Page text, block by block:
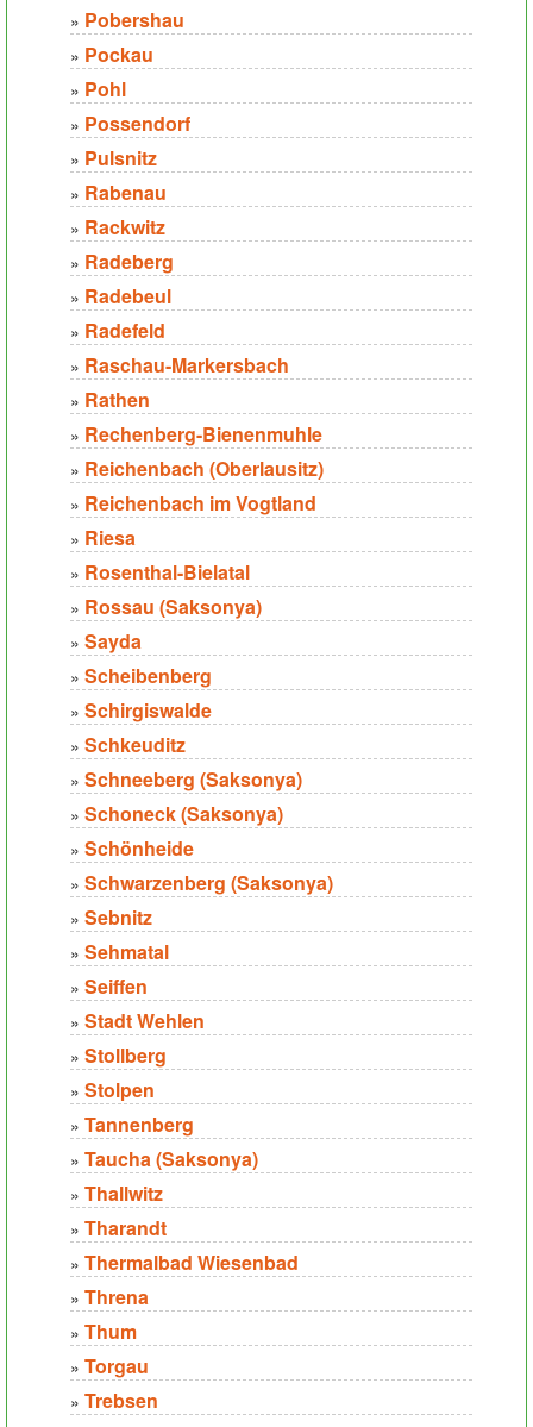
» Pobershau
» Pockau
» Pohl
» Possendorf
» Pulsnitz
» Rabenau
» Rackwitz
» Radeberg
» Radebeul
» Radefeld
» Raschau-Markersbach
» Rathen
» Rechenberg-Bienenmuhle
» Reichenbach (Oberlausitz)
» Reichenbach im Vogtland
» Riesa
» Rosenthal-Bielatal
» Rossau (Saksonya)
» Sayda
» Scheibenberg
» Schirgiswalde
» Schkeuditz
» Schneeberg (Saksonya)
» Schoneck (Saksonya)
» Schönheide
» Schwarzenberg (Saksonya)
» Sebnitz
» Sehmatal
» Seiffen
» Stadt Wehlen
» Stollberg
» Stolpen
» Tannenberg
» Taucha (Saksonya)
» Thallwitz
» Tharandt
» Thermalbad Wiesenbad
» Threna
» Thum
» Torgau
» Trebsen